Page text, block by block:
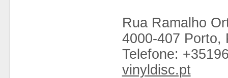
Rua Ramalho
4000-407 Porto,
Telefone:
vinyldisc.pt